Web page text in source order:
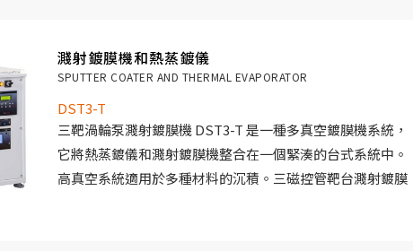
濺射鍍膜機和熱蒸鍍儀
SPUTTER COATER AND THERMAL EVAPORATOR
DST3-T
三靶渦輪泵濺射鍍膜機 DST3-T 是一種多真空鍍膜機系統，
它將熱蒸鍍儀和濺射鍍膜機整合在一個緊湊的台式系統中。
高真空系統適用於多種材料的沉積。三磁控管靶台濺射鍍膜